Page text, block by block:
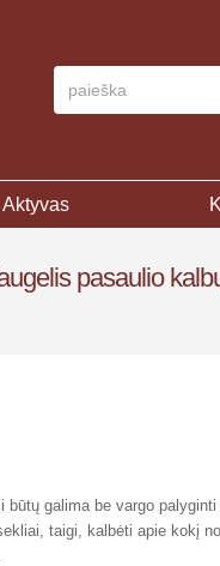
Aktyvas
pasaulio
būtų galima be vargo
taigi, kalbėti apie kokį